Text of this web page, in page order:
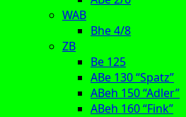
WAB
Bhe 4/8
ZB
Be 125
ABe 130 “Spatz”
ABeh 150 “Adler”
ABeh 160 “Fink”